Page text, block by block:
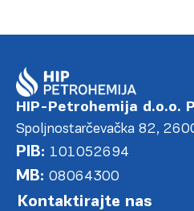
HIP-Petrohemija d.o.o.
Spoljnostarčevačka 82,
PIB: 101052694
MB: 08064300
Kontaktirajte nas